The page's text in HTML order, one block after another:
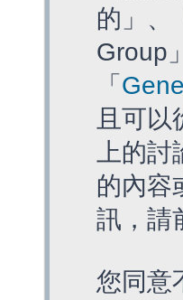
的」、
Group
「
且可以
上的
的內容
訊，請
您同意